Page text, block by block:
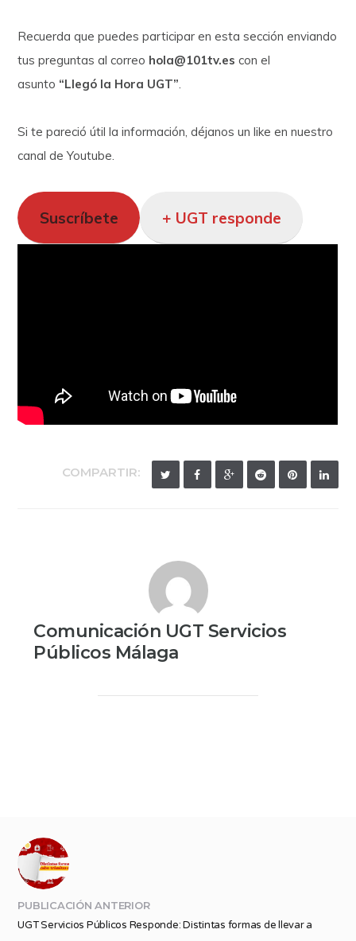
Recuerda que puedes participar en esta sección enviando
tus preguntas al correo hola@101tv.es con el
asunto “Llegó la Hora UGT”.
Si te pareció útil la información, déjanos un like en nuestro
canal de Youtube.
Suscríbete + UGT responde
COMPARTIR:
Comunicación UGT Servicios
Públicos Málaga
PUBLICACIÓN ANTERIOR
UGT Servicios Públicos Responde: Distintas formas de llevar a